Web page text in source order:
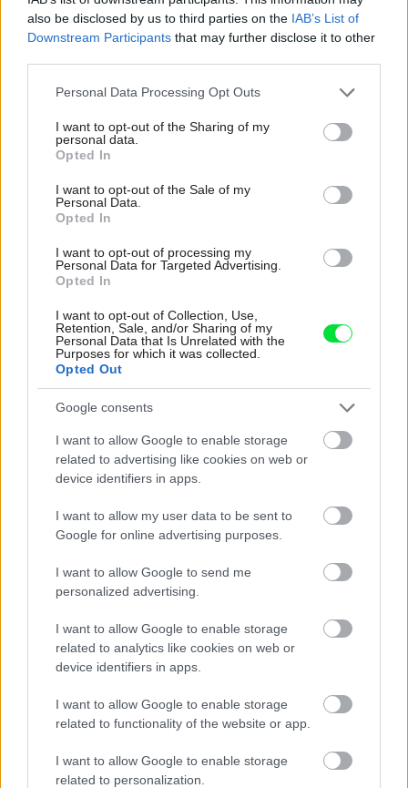
also be disclosed by us to third parties on the IAB’s List of
Downstream Participants that may further disclose it to other
Please note that this website/app uses one or more Google
not limited to your visit or usage behaviour. You may click to
grant or deny consent to Google and its third-party tags to
use your data for below specified purposes in below Google
consent section.
Personal Data Processing Opt Outs
I want to opt-out of the Sharing of my
personal data.
Opted In
I want to opt-out of the Sale of my
Personal Data.
Opted In
I want to opt-out of processing my
Personal Data for Targeted Advertising.
Opted In
I want to opt-out of Collection, Use,
Retention, Sale, and/or Sharing of my
Personal Data that Is Unrelated with the
Purposes for which it was collected.
Opted Out
Google consents
I want to allow Google to enable storage
related to advertising like cookies on web or
device identifiers in apps.
I want to allow my user data to be sent to
Google for online advertising purposes.
I want to allow Google to send me
personalized advertising.
I want to allow Google to enable storage
related to analytics like cookies on web or
device identifiers in apps.
I want to allow Google to enable storage
related to functionality of the website or app.
I want to allow Google to enable storage
related to personalization.
Re: Toto je najväčší mýtus pri ošetrení dreva a môže vás
vyjsť draho. Ako ho ochrániť pred hnitím a škodcami?
clovek by cakal ze vysusene drahe drevo bolo predtym naparovane aby
Najnovšie časopisy
Urob si sám 6/2026
Mohlo by vás zaujímať